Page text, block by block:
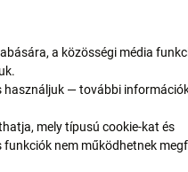
a közösségi média
használjuk — további
mely típusú cookie-kat és
nem működhetnek